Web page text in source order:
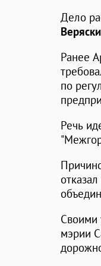
Дело
Ранее
по
Речь
Своими
мэрии